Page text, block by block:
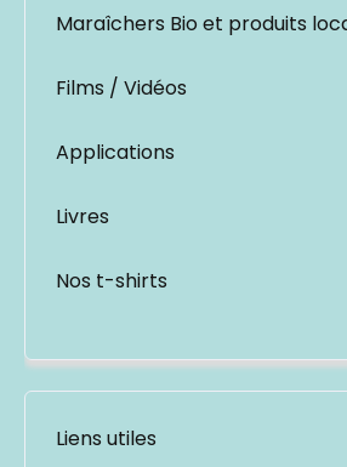
Maraîchers Bio et produits
Films / Vidéos
Applications
Livres
Nos t-shirts
Liens utiles